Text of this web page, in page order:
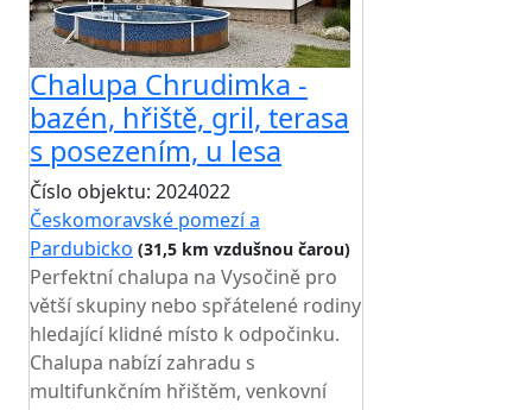
Chalupa Chrudimka -
bazén, hřiště, gril, terasa
s posezením, u lesa
Číslo objektu: 2024022
Českomoravské pomezí a
Pardubicko (31,5 km vzdušnou čarou)
Perfektní chalupa na Vysočině pro
větší skupiny nebo spřátelené rodiny
hledající klidné místo k odpočinku.
Chalupa nabízí zahradu s
multifunkčním hřištěm, venkovní